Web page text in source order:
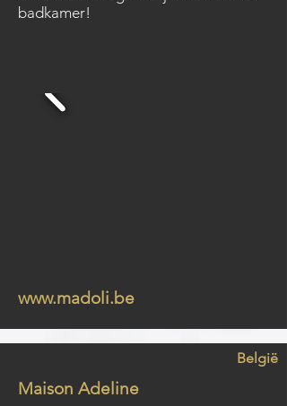
badkamer!
www.madoli.be
België
Maison Adeline